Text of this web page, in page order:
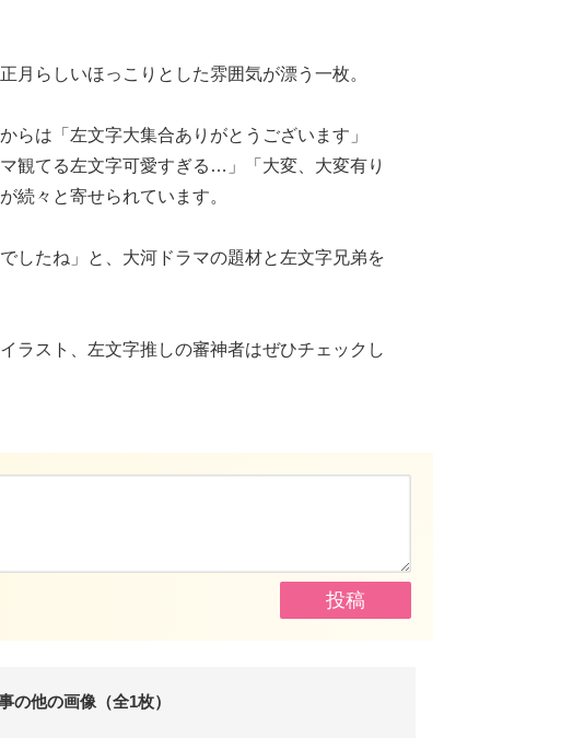
月らしいほっこりとした雰囲気が漂う一枚。
らは「左文字大集合ありがとうございます」
観てる左文字可愛すぎる…」「大変、大変有り
続々と寄せられています。
したね」と、大河ドラマの題材と左文字兄弟を
ラスト、左文字推しの審神者はぜひチェックし
の他の画像（全1枚）